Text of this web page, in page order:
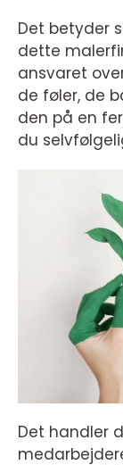
Det betyder
dette
ansvaret
de føler, de
den på en
du
Det handler